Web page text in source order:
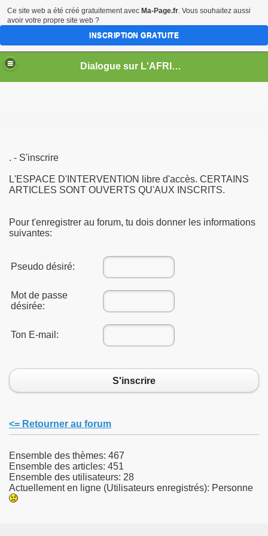
Dialogue sur L'AFRIQUE
. - S'inscrire
L'ESPACE D'INTERVENTION libre d'accès. CERTAINS
ARTICLES SONT OUVERTS QU'AUX INSCRITS.
Pour t'enregistrer au forum, tu dois donner les informations
suivantes:
Pseudo désiré:
Mot de passe
désirée:
Ton E-mail:
S'inscrire
<= Retourner au forum
Ensemble des thèmes: 467
Ensemble des articles: 451
Ensemble des utilisateurs: 28
Actuellement en ligne (Utilisateurs enregistrés): Personne
Ce site web a été créé gratuitement avec Ma-Page.fr. Vous souhaitez aussi
avoir votre propre site web ?
INSCRIPTION GRATUITE